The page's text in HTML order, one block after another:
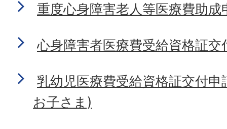
重度心身障害老人等医療費助成
心身障害者医療費受給資格証交
乳幼児医療費受給資格証交付
お子さま)